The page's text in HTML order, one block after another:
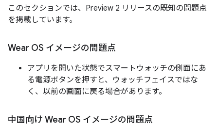
このセクションでは、Preview 2 リリースの既知の問題点
を掲載しています。
Wear OS イメージの問題点
アプリを開いた状態でスマートウォッチの側面にあ
る電源ボタンを押すと、ウォッチフェイスではな
く、以前の画面に戻る場合があります。
中国向け Wear OS イメージの問題点